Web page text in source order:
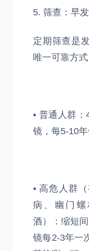
5. 筛查：早
定期筛查是
唯一可靠方
• 普通人群
镜，每5-10年
• 高危人群
病、幽门
酒）：缩短
镜每2-3年一